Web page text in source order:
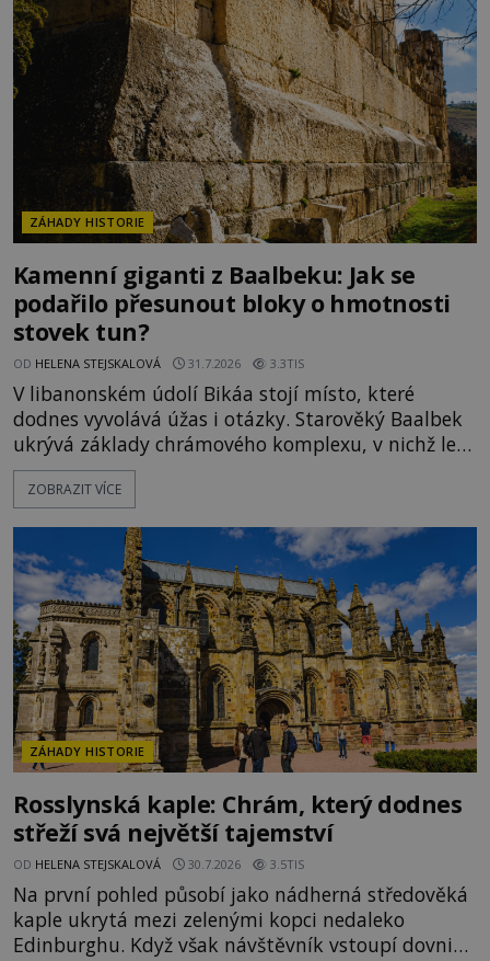
ní vidí důkaz ztracené civilizace nebo dokonce
znalost Antarktidy dávno před jejím objevením.
Jiní tvrdí,
ZÁHADY HISTORIE
Kamenní giganti z Baalbeku: Jak se
podařilo přesunout bloky o hmotnosti
stovek tun?
OD HELENA STEJSKALOVÁ 31.7.2026 3.3TIS
V libanonském údolí Bikáa stojí místo, které
dodnes vyvolává úžas i otázky. Starověký Baalbek
ukrývá základy chrámového komplexu, v nichž leží
kameny tak obrovské, že se zdá téměř nemožné je
přesunout. Některé bloky váží kolem tisíce tun,
kolosů dokonce odhadem až 1650 tun. Jak lidé bez
moderních strojů dokázali takové giganty vytesat,
dopravit a přesně u
ZOBRAZIT VÍCE
ZÁHADY HISTORIE
Rosslynská kaple: Chrám, který dodnes
střeží svá největší tajemství
OD HELENA STEJSKALOVÁ 30.7.2026 3.5TIS
Na první pohled působí jako nádherná středověká
kaple ukrytá mezi zelenými kopci nedaleko
Edinburghu. Když však návštěvník vstoupí dovnitř,